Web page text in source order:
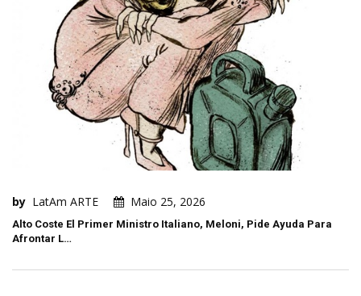
by LatAm ARTE Maio 25, 2026
Alto Coste El Primer Ministro Italiano, Meloni, Pide Ayuda Para
Afrontar L…